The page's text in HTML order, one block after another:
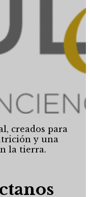
creados para
y una
la tierra.